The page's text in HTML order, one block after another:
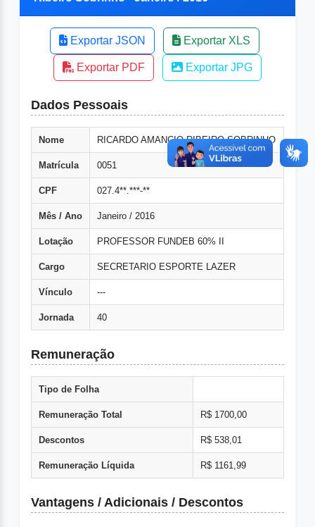
Exportar JSON Exportar XLS
Exportar PDF Exportar JPG
Dados Pessoais
Nome RICARDO AMANCIO RIBEIRO SOBRINHO
Matrícula 0051
CPF 027.4**.***-**
Mês / Ano Janeiro / 2016
Lotação PROFESSOR FUNDEB 60% II
Cargo SECRETARIO ESPORTE LAZER
Vínculo ---
Jornada 40
Remuneração
Tipo de Folha
Remuneração Total R$ 1700,00
Descontos R$ 538,01
Remuneração Líquida R$ 1161,99
Vantagens / Adicionais / Descontos